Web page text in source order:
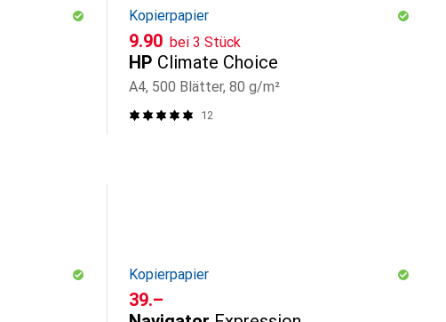
Kopierpapier
CHF
9.90 bei 3 Stück
HP Climate Choice
A4, 500 Blätter, 80 g/m²
12
Kopierpapier
CHF
39.–